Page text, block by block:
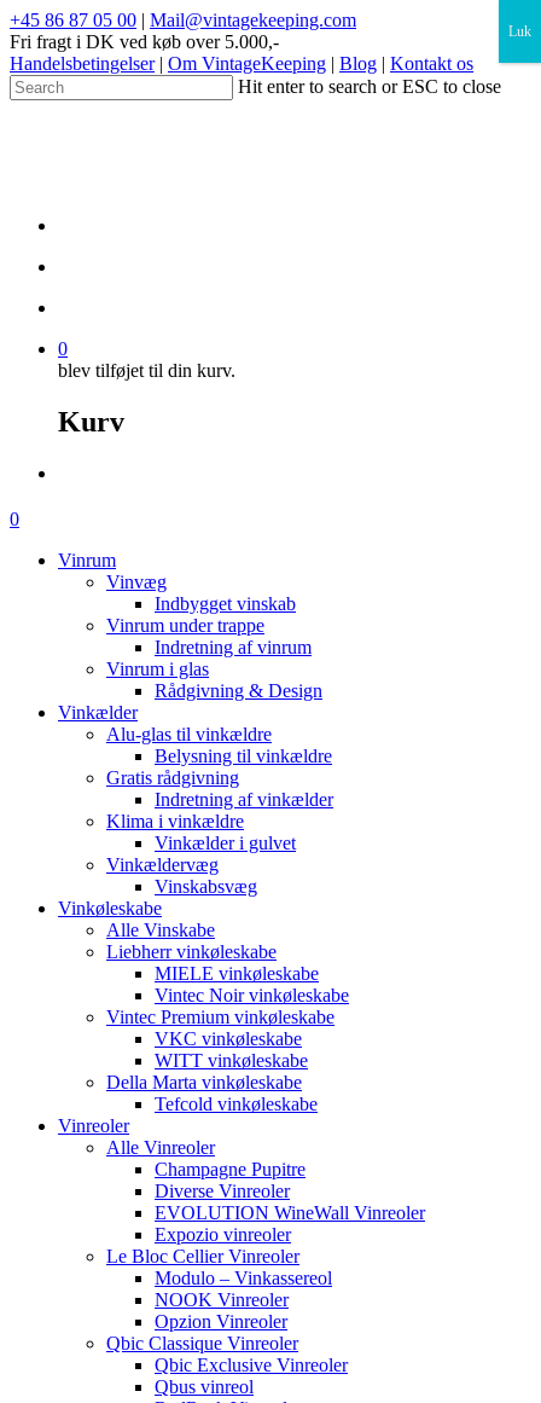
+45 86 87 05 00 | Mail@vintagekeeping.com
Fri fragt i DK ved køb over 5.000,-
Handelsbetingelser| Om VintageKeeping | Blog | Kontakt os
Hit enter to search or ESC to close
0
blev tilføjet til din kurv.
Kurv
0
Vinrum
Vinvæg
Indbygget vinskab
Vinrum under trappe
Indretning af vinrum
Vinrum i glas
Rådgivning & Design
Vinkælder
Alu-glas til vinkældre
Belysning til vinkældre
Gratis rådgivning
Indretning af vinkælder
Klima i vinkældre
Vinkælder i gulvet
Vinkældervæg
Vinskabsvæg
Vinkøleskabe
Alle Vinskabe
Liebherr vinkøleskabe
MIELE vinkøleskabe
Vintec Noir vinkøleskabe
Vintec Premium vinkøleskabe
VKC vinkøleskabe
WITT vinkøleskabe
Della Marta vinkøleskabe
Tefcold vinkøleskabe
Vinreoler
Alle Vinreoler
Champagne Pupitre
Diverse Vinreoler
EVOLUTION WineWall Vinreoler
Expozio vinreoler
Le Bloc Cellier Vinreoler
Modulo – Vinkassereol
NOOK Vinreoler
Opzion Vinreoler
Qbic Classique Vinreoler
Qbic Exclusive Vinreoler
Qbus vinreol
×
Luk